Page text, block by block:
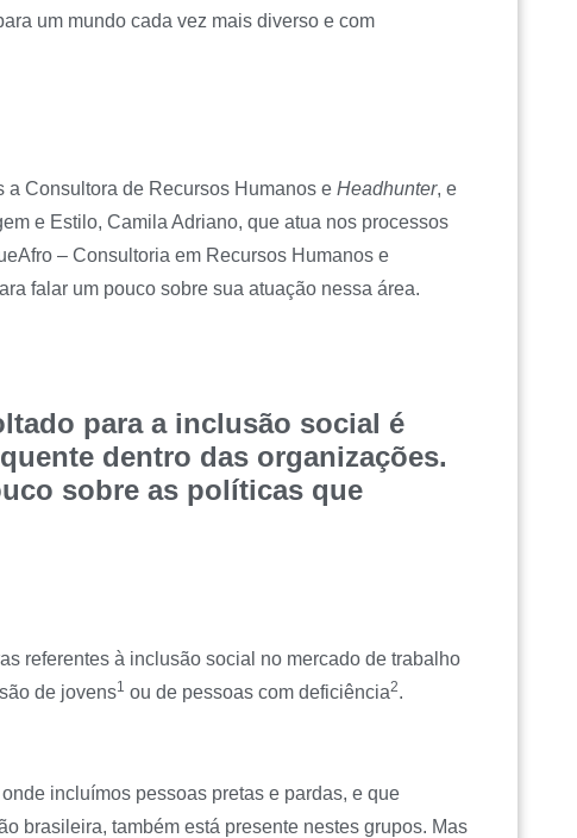
um mundo cada vez mais diverso e com
a Consultora de Recursos Humanos e Headhunter, e
e Estilo, Camila Adriano, que atua nos processos
– Consultoria em Recursos Humanos e
falar um pouco sobre sua atuação nessa área.
para a inclusão social é
dentro das organizações.
sobre as políticas que
referentes à inclusão social no mercado de trabalho
de jovens1 ou de pessoas com deficiência2.
incluímos pessoas pretas e pardas, e que
brasileira, também está presente nestes grupos. Mas